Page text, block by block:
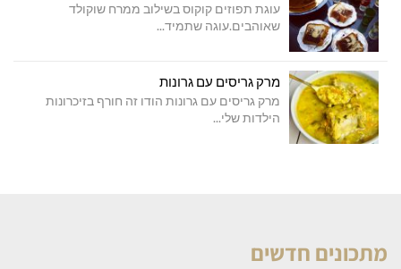
עוגת תפוזים קוקוס בשילוב ממרח שוקולד
שאוהבים.עוגה שתמיד...
מרק גריסים עם גרונות
מרק גריסים עם גרונות הודו זה חורף בזיכרונות
הילדות שלי...
מתכונים חדשים